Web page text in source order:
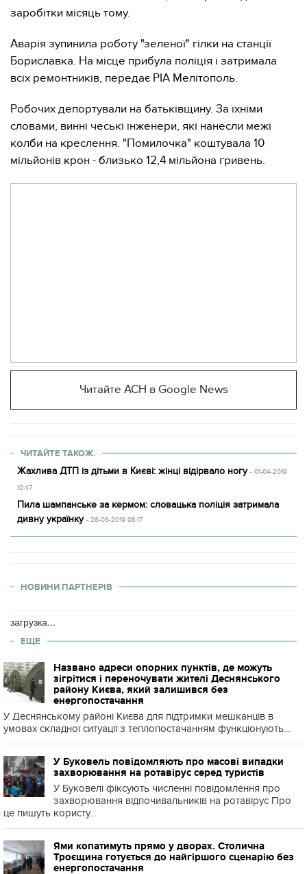
заробітки місяць тому.
Аварія зупинила роботу "зеленої" гілки на станції
Бориславка. На місце прибула поліція і затримала
всіх ремонтників, передає РІА Мелітополь.
Робочих депортували на батьківщину. За їхніми
словами, винні чеські інженери, які нанесли межі
колби на креслення. "Помилочка" коштувала 10
мільйонів крон - близько 12,4 мільйона гривень.
Читайте АСН в Google News
ЧИТАЙТЕ ТАКОЖ.
Жахлива ДТП із дітьми в Києві: жінці відірвало ногу - 01-04-2019
10:47
Пила шампанське за кермом: словацька поліція затримала
дивну українку - 28-03-2019 08:17
НОВИНИ ПАРТНЕРІВ
загрузка...
ЕЩЕ
Названо адреси опорних пунктів, де можуть
зігрітися і переночувати жителі Деснянського
району Києва, який залишився без
енергопостачання
У Деснянському районі Києва для підтримки мешканців в
умовах складної ситуації з теплопостачанням функціонують...
У Буковель повідомляють про масові випадки
захворювання на ротавірус серед туристів
У Буковелі фіксують численні повідомлення про
захворювання відпочивальників на ротавірус Про
це пишуть користу...
Ями копатимуть прямо у дворах. Столична
Троєщина готується до найгіршого сценарію без
енергопостачання